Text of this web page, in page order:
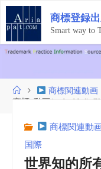
コ
テ
ン
ツ
ス
商標登録出
Smart way to
ホ
ー
商標関連動画
商標_動画(embedded)
商標関連動
国際
世界知的所